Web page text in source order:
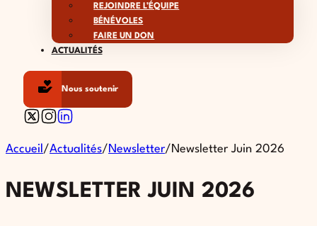
REJOINDRE L’ÉQUIPE
BÉNÉVOLES
FAIRE UN DON
ACTUALITÉS
Nous soutenir
Follow us on X
Follow us on Instagram
Follow us on Linkedin
Accueil /Actualités/ Newsletter/ Newsletter Juin 2026
NEWSLETTER JUIN 2026